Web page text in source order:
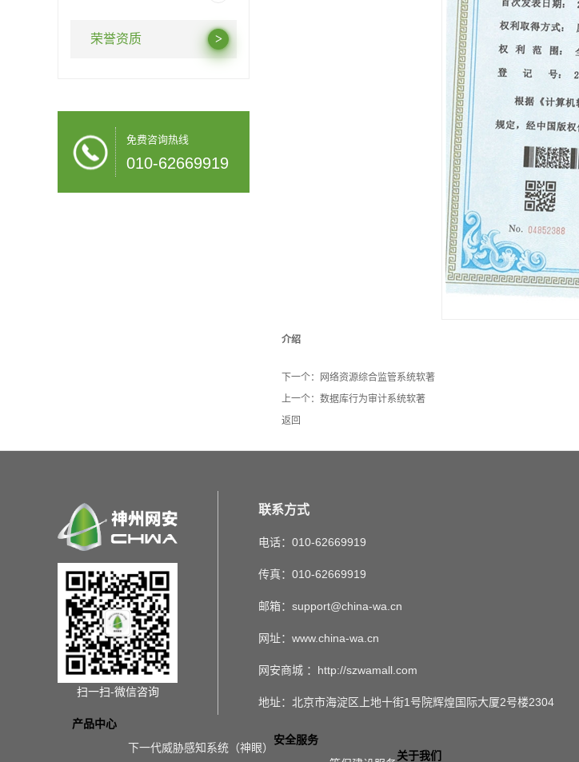
荣誉资质
免费咨询热线
010-62669919
介绍
下一个：
网络资源综合监管系统软著
上一个： 数据库行为审计系统软著
返回
扫一扫-微信咨询
联系方式
电话：010-62669919
传真：010-62669919
邮箱：support@china-wa.cn
网址：www.china-wa.cn
网安商城 ：http://szwamall.com
地址：北京市海淀区上地十街1号院辉煌国际大厦2号楼2304
产品中心
下一代威胁感知系统（神眼）
安全服务
关于我们